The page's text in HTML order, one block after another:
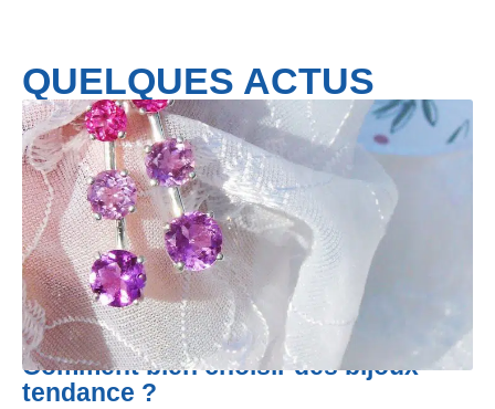
QUELQUES ACTUS
Comment bien choisir des bijoux
tendance ?